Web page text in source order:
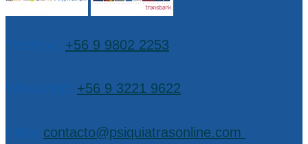
+56 9 9802 2253
+56 9 3221 9622
contacto@psiquiatrasonline.com